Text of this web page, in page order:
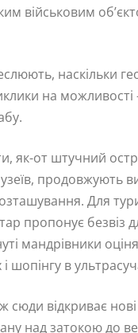
військовим
наскільки
на можливості
як-от штучний
продовжують
Для
пропонує безвіз
мандрівники
шопінгу в
відкриває нові
над затокою до